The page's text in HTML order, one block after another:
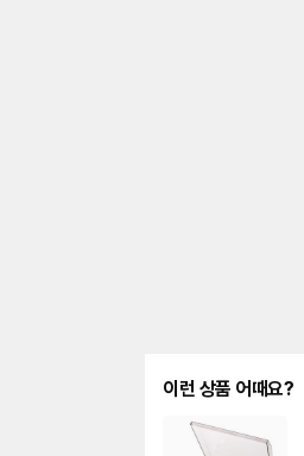
이런 상품 어때요?